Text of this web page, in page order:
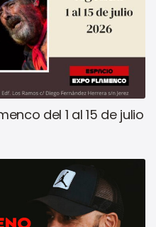
del 1 al 15 de julio